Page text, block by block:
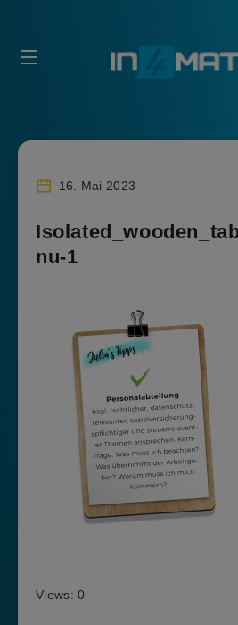
16. Mai 2023
nu-1
Views: 0